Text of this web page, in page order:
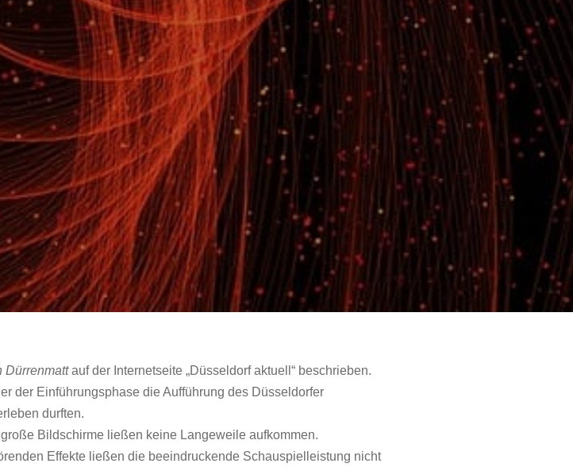
Dürrenmattauf der Internetseite „Düsseldorf aktuell“ beschrieben.
der Einführungsphase die Aufführung des Düsseldorfer
durften.
Bildschirme ließen keine Langeweile aufkommen.
Effekte ließen die beeindruckende Schauspielleistung nicht